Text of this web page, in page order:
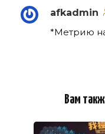
afkadmin
*Метрию
Вам